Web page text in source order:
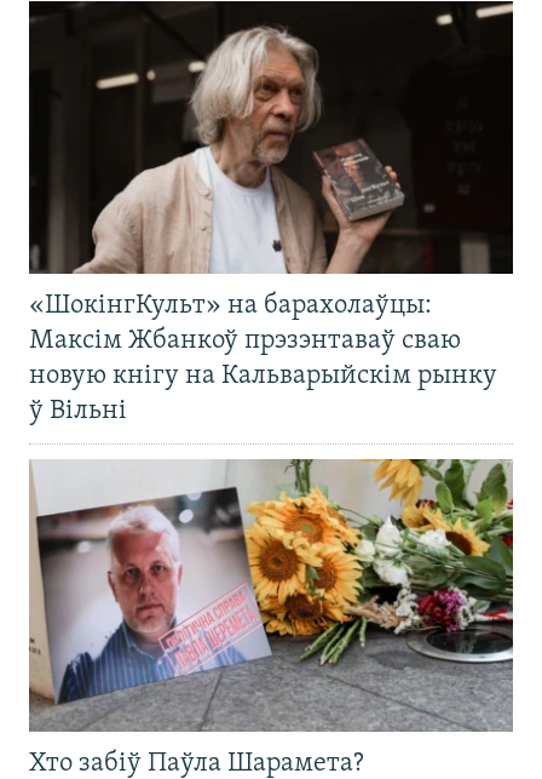
«ШокінгКульт» на барахолаўцы:
Максім Жбанкоў прэзэнтаваў сваю
новую кнігу на Кальварыйскім рынку
ў Вільні
Хто забіў Паўла Шарамета?